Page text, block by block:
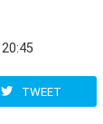
Ατρόμητος
TWEET